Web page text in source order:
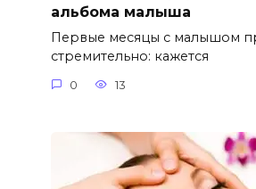
альбома малыша
Первые месяцы с малышом
стремительно: кажется
0 13